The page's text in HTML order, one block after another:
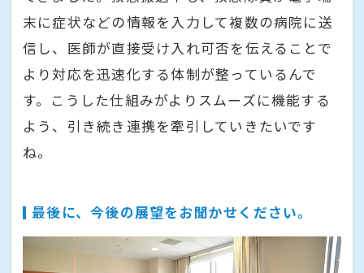
末に症状などの情報を入力して複数の病院に送
信し、医師が直接受け入れ可否を伝えることで
より対応を迅速化する体制が整っているんで
す。こうした仕組みがよりスムーズに機能する
よう、引き続き連携を牽引していきたいです
ね。
最後に、今後の展望をお聞かせください。